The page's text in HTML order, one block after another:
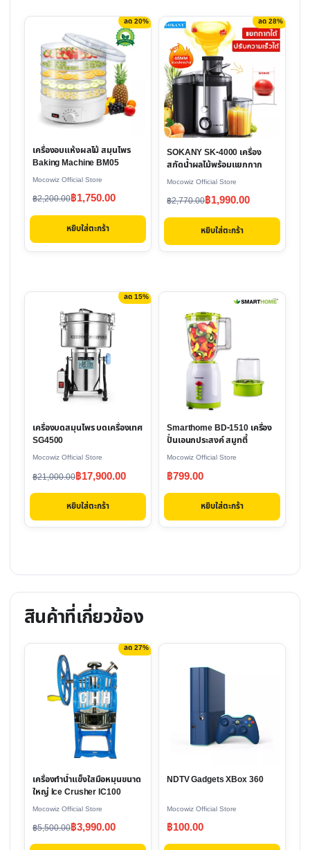
ลด 20%
เครื่องอบแห้งผลไม้ สมุนไพร
Baking Machine BM05
Mocowiz Official Store
฿2,200.00
Original
price
฿2,200.00.
฿1,750.00
Current
price
฿1,750.00.
หยิบใส่ตะกร้า
ลด 28%
SOKANY SK-4000 เครื่อง
สกัดน้ำผลไม้พร้อมแยกกาก
Mocowiz Official Store
฿2,770.00
Original
price
฿2,770.00.
฿1,990.00
Current
price
฿1,990.00.
หยิบใส่ตะกร้า
ลด 15%
เครื่องบดสมุนไพร บดเครื่องเทศ
SG4500
Mocowiz Official Store
฿21,000.00
Original
price
฿21,000.00.
฿17,900.00
Current
price
฿17,900.00.
หยิบใส่ตะกร้า
Smarthome BD-1510 เครื่อง
ปั่นเอนกประสงค์ สมูทตี้
Mocowiz Official Store
฿799.00
หยิบใส่ตะกร้า
สินค้าที่เกี่ยวข้อง
ลด 27%
เครื่องทำน้ำแข็งใสมือหมุนขนาด
ใหญ่ Ice Crusher IC100
Mocowiz Official Store
฿5,500.00
Original
price
฿3,990.00
Current
price
NDTV Gadgets XBox 360
Mocowiz Official Store
฿100.00
multiple
variants.
may
chosen
on